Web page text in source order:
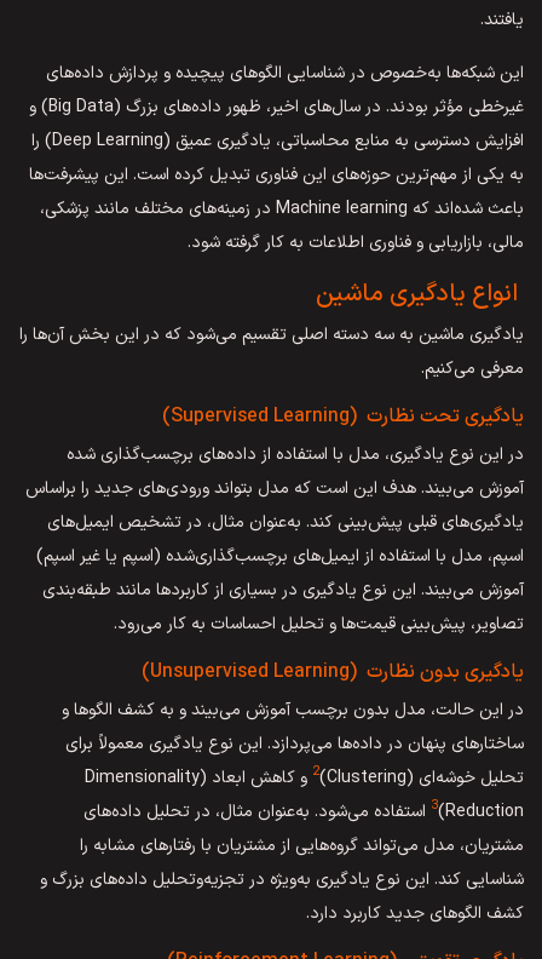
یافتند.
این شبکه‌ها به‌خصوص در شناسایی الگوهای پیچیده و پردازش داده‌های
غیرخطی مؤثر بودند. در سال‌های اخیر، ظهور داده‌های بزرگ (Big Data) و
افزایش دسترسی به منابع محاسباتی، یادگیری عمیق (Deep Learning) را
به یکی از مهم‌ترین حوزه‌های این فناوری تبدیل کرده است. این پیشرفت‌ها
باعث شده‌اند که Machine learning در زمینه‌های مختلف مانند پزشکی،
مالی، بازاریابی و فناوری اطلاعات به کار گرفته شود.
انواع یادگیری ماشین
یادگیری ماشین به سه دسته اصلی تقسیم می‌شود که در این بخش آن‌ها را
معرفی می‌کنیم.
یادگیری تحت نظارت (Supervised Learning)
در این نوع یادگیری، مدل با استفاده از داده‌های برچسب‌گذاری شده
آموزش می‌بیند. هدف این است که مدل بتواند ورودی‌های جدید را براساس
یادگیری‌های قبلی پیش‌بینی کند. به‌عنوان مثال، در تشخیص ایمیل‌های
اسپم، مدل با استفاده از ایمیل‌های برچسب‌گذاری‌شده (اسپم یا غیر اسپم)
آموزش می‌بیند. این نوع یادگیری در بسیاری از کاربردها مانند طبقه‌بندی
تصاویر، پیش‌بینی قیمت‌ها و تحلیل احساسات به کار می‌رود.
یادگیری بدون نظارت (Unsupervised Learning)
در این حالت، مدل بدون برچسب آموزش می‌بیند و به کشف الگوها و
ساختارهای پنهان در داده‌ها می‌پردازد. این نوع یادگیری معمولاً برای
تحلیل خوشه‌ای (Clustering)
2
و کاهش ابعاد (Dimensionality
Reduction)
3 استفاده می‌شود. به‌عنوان مثال، در تحلیل داده‌های
مشتریان، مدل می‌تواند گروه‌هایی از مشتریان با رفتارهای مشابه را
شناسایی کند. این نوع یادگیری به‌ویژه در تجزیه‌وتحلیل داده‌های بزرگ و
کشف الگوهای جدید کاربرد دارد.